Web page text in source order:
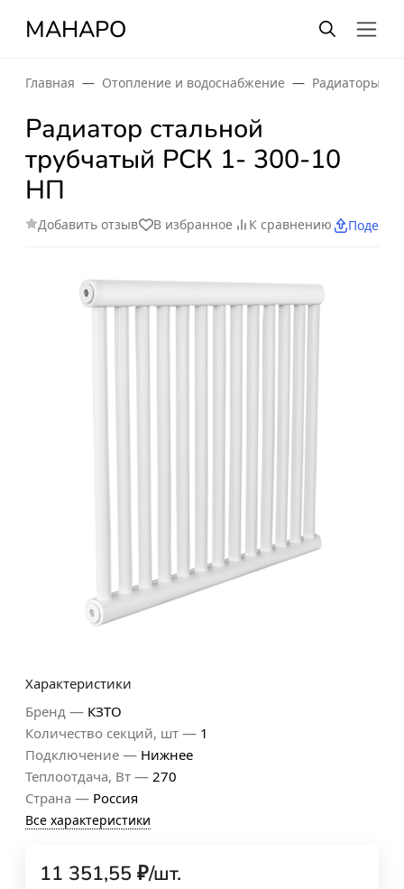
МАНАРО
Главная Отопление и водоснабжение Радиаторы
Радиатор стальной
трубчатый РСК 1- 300-10
НП
Добавить отзыв В избранное К сравнению
Характеристики
Бренд — КЗТО
Количество секций, шт — 1
Подключение — Нижнее
Теплоотдача, Вт — 270
Страна — Россия
Все характеристики
11 351,55 ₽/шт.